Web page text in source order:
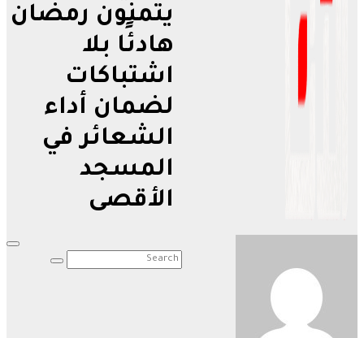
يتمنون رمضان
هادئًا بلا
اشتباكات
لضمان أداء
الشعائر في
المسجد
الأقصى